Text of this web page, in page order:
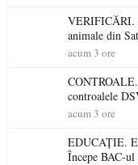
VERIFICĂRI.
animale din
gospodăriile și
acum 3 ore
controalele
sancționate
acum 3 ore
EDUCAȚIE.
Începe BAC-ul